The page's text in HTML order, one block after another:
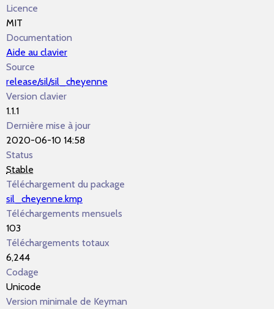
Licence
MIT
Documentation
Aide au clavier
Source
release/sil/sil_cheyenne
Version clavier
1.1.1
Dernière mise à jour
2020-06-10 14:58
Status
Stable
Téléchargement du package
sil_cheyenne.kmp
Téléchargements mensuels
103
Téléchargements totaux
6,244
Codage
Unicode
Version minimale de Keyman